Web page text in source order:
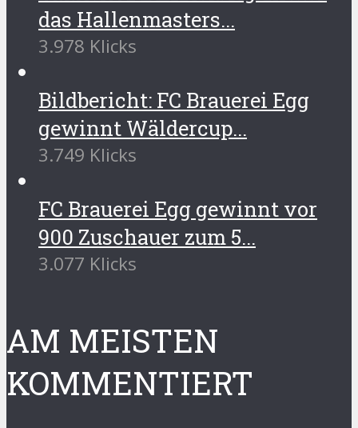
das Hallenmasters...
3.978 Klicks
Bildbericht: FC Brauerei Egg
gewinnt Wäldercup...
3.749 Klicks
FC Brauerei Egg gewinnt vor
900 Zuschauer zum 5...
3.077 Klicks
AM MEISTEN
KOMMENTIERT